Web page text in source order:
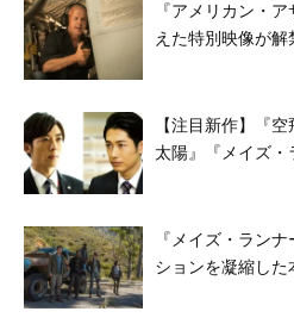
『アメリカン・
えた特別映像が解
【注目新作】『
太陽』『メイズ・
『メイズ・ラン
ションを凝縮した